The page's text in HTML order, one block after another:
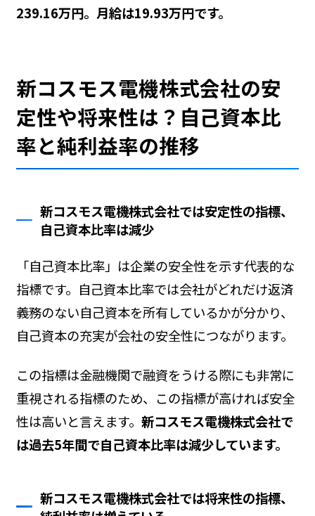
239.16万円。月給は19.93万円です。
新コスモス電機株式会社の安
定性や将来性は？自己資本比
率と純利益率の推移
新コスモス電機株式会社では安定性の指標、
自己資本比率は減少
「自己資本比率」は企業の安全性を示す代表的な
指標です。自己資本比率では会社がどれだけ返済
義務のない自己資本を所有しているかが分かり、
自己資本の充実が会社の安全性につながります。
この指標は金融機関で融資をうける際にも非常に
重視される指標のため、この指標が高ければ安全
性は高いと言えます。 新コスモス電機株式会社で
は過去5年間で自己資本比率は減少しています。
新コスモス電機株式会社では将来性の指標、